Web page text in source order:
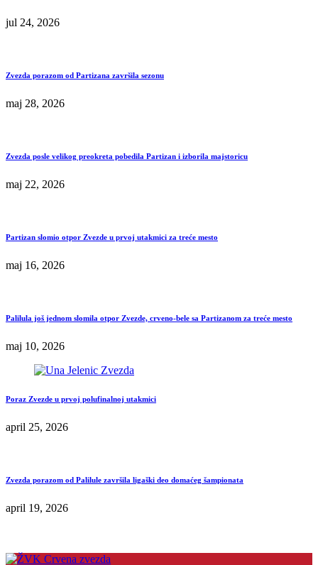
jul 24, 2026
Zvezda porazom od Partizana završila sezonu
maj 28, 2026
Zvezda posle velikog preokreta pobedila Partizan i izborila majstoricu
maj 22, 2026
Partizan slomio otpor Zvezde u prvoj utakmici za treće mesto
maj 16, 2026
Palilula još jednom slomila otpor Zvezde, crveno-bele sa Partizanom za treće mesto
maj 10, 2026
Poraz Zvezde u prvoj polufinalnoj utakmici
april 25, 2026
Zvezda porazom od Palilule završila ligaški deo domaćeg šampionata
april 19, 2026